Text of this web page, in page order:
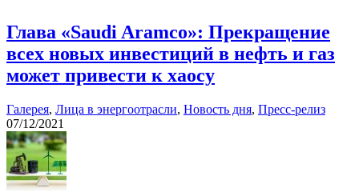
Глава «Saudi Aramco»: Прекращение
всех новых инвестиций в нефть и газ
может привести к хаосу
Галерея, Лица в энергоотрасли, Новость дня, Пресс-релиз
07/12/2021